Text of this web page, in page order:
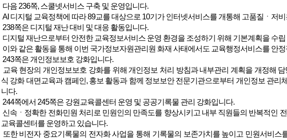
다음 236쪽, 스쿨넷서비스 구축 및 운영입니다.
AI 디지털 교육정책에 따라 89교를 대상으로 10기가 인터넷서비스를 개통해 고품질ㆍ저
238쪽은 디지털 재난 대비 및 대응 활동입니다.
디지털 재난으로부터 안전한 교육정보서비스 운영 환경을 조성하기 위해 기본계획을 수
이와 같은 활동을 통해 이번 국가정보자원관리원 화재 사태에서도 교육행정서비스를 안
243쪽은 개인정보보호 강화입니다.
교육 현장의 개인정보보호 강화를 위해 개인정보 처리 방침과 내부관리 계획을 개정해
식 강화 대면교육과 캠페인, 홍보 활동과 함께 정보보안 전문기관으로부터 개인정보 관
니다.
244쪽에서 245쪽은 강원교육콜센터 운영 및 공공기록물 관리 강화입니다.
신속ㆍ정확한 전화민원 처리로 민원인의 만족도를 향상시키고 내부 직원들의 반복적인
교육콜센터를 운영하고 있습니다.
또한 비전자 중요기록물의 전자화 사업을 통해 기록물의 보존가치를 높이고 민원서비